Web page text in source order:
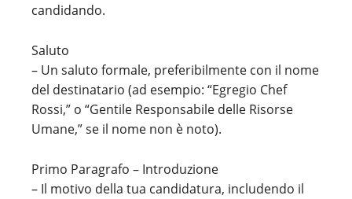
candidando.
Saluto
– Un saluto formale, preferibilmente con il nome
del destinatario (ad esempio: “Egregio Chef
Rossi,” o “Gentile Responsabile delle Risorse
Umane,” se il nome non è noto).
Primo Paragrafo – Introduzione
– Il motivo della tua candidatura, includendo il